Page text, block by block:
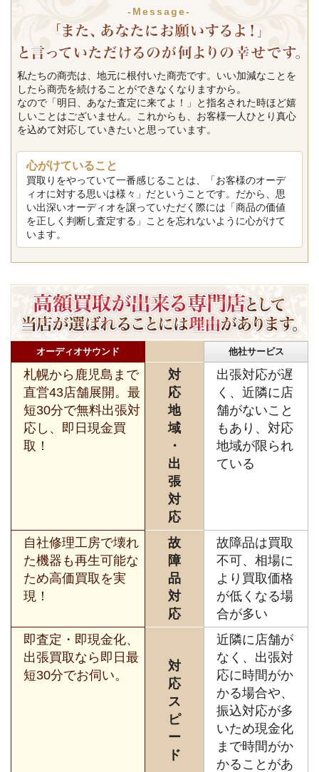
-Message-
私たちの商売は、地元に根付いた商売です。いい加減なことを
したら商売を続けることができなくなりますから。
なので「明日、あなた査定に来てよ！」と指名された時ほど嬉
しいことはございません。これからも、お客様一人ひとり真心
を込めて対応していきたいと思っています。
心がけていること
買取りをやっていて一番感じることは、「お客様のオーデ
ィオに対する思いは様々」だということです。だから、思
い出深いオーディオを譲っていただく際には「商品の価値
を正しく判断し査定する」ことを忘れないように心がけて
います。
オーディオサウンド 他社サービス
札幌から鹿児島まで
直営43店舗展開。最
短30分で無料出張対
応し、即日現金買
取！
対
応
地
域
・
出
張
対
応
出張対応が遅
く、近隣に店
舗がないこと
もあり、対応
地域が限られ
ている
自社修理工房で壊れ
た機器も再生可能な
ため高価買取を実
現！
故
障
品
対
応
故障品は買取
不可、相場に
より買取価格
が低くなる場
合が多い
即査定・即現金化、
出張買取なら即日最
短30分でお伺い。
対
応
ス
ピ
ー
ド
近隣に店舗が
なく、出張対
応に時間がか
かる場合や、
振込対応が多
いため現金化
まで時間がか
かることがあ